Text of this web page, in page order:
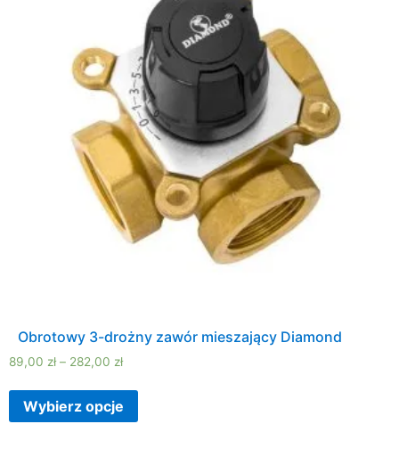
Obrotowy 3-drożny zawór mieszający Diamond
89,00 zł – 282,00 zł
Wybierz opcje